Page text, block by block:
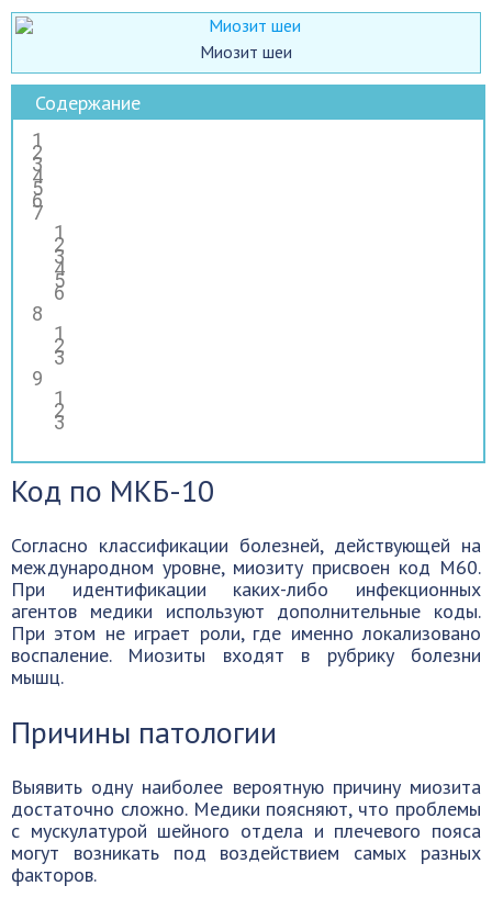
Миозит шеи
Содержание
Код по МКБ-10
Согласно классификации болезней, действующей на
международном уровне, миозиту присвоен код M60.
При идентификации каких-либо инфекционных
агентов медики используют дополнительные коды.
При этом не играет роли, где именно локализовано
воспаление. Миозиты входят в рубрику болезни
мышц.
Причины патологии
Выявить одну наиболее вероятную причину миозита
достаточно сложно. Медики поясняют, что проблемы
с мускулатурой шейного отдела и плечевого пояса
могут возникать под воздействием самых разных
факторов.